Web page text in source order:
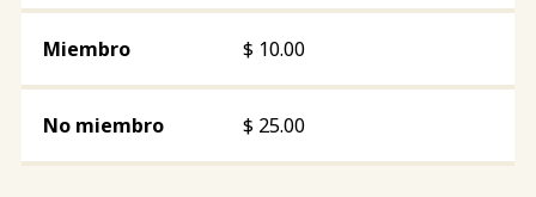
$ 10.00
$ 25.00